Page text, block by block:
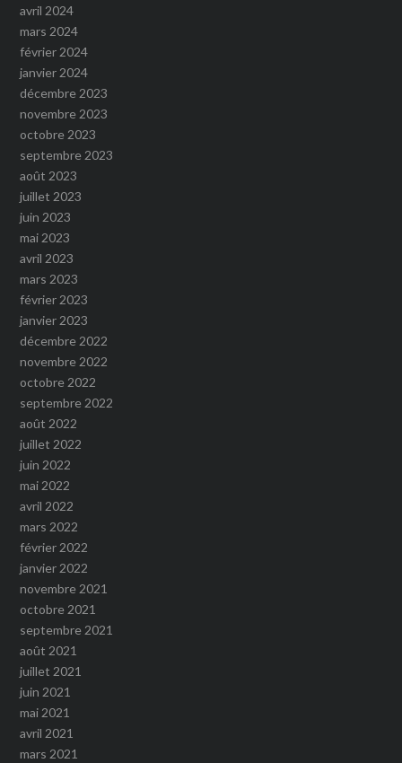
avril 2024
mars 2024
février 2024
janvier 2024
décembre 2023
novembre 2023
octobre 2023
septembre 2023
août 2023
juillet 2023
juin 2023
mai 2023
avril 2023
mars 2023
février 2023
janvier 2023
décembre 2022
novembre 2022
octobre 2022
septembre 2022
août 2022
juillet 2022
juin 2022
mai 2022
avril 2022
mars 2022
février 2022
janvier 2022
novembre 2021
octobre 2021
septembre 2021
août 2021
juillet 2021
juin 2021
mai 2021
avril 2021
mars 2021